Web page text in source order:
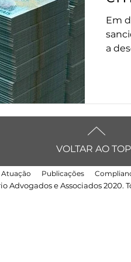
à
Em
a
VOLTAR AO
Atuação Publicações
Advogados e Associados 2020.